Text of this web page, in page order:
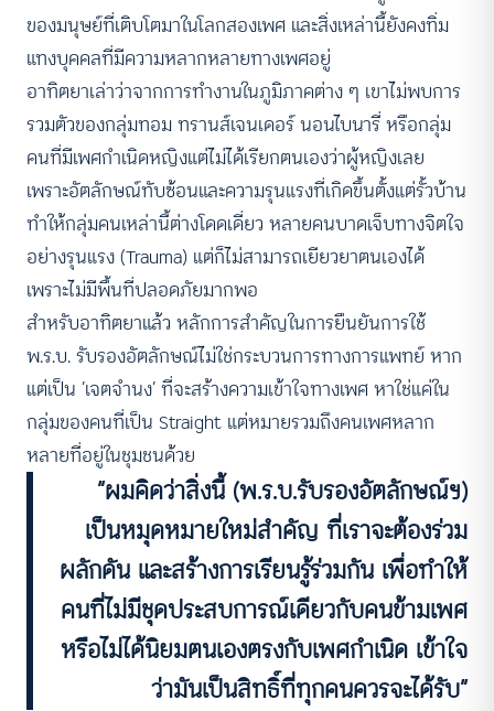
ของมนุษย์ที่เติบโตมาในโลกสองเพศ และสิ่งเหล่านี้ยังคงทิ่ม
แทงบุคคลที่มีความหลากหลายทางเพศอยู่
อาทิตยาเล่าว่าจากการทำงานในภูมิภาคต่าง ๆ เขาไม่พบการ
รวมตัวของกลุ่มทอม ทรานส์เจนเดอร์ นอนไบนารี่ หรือกลุ่ม
คนที่มีเพศกำเนิดหญิงแต่ไม่ได้เรียกตนเองว่าผู้หญิงเลย
เพราะอัตลักษณ์ทับซ้อนและความรุนแรงที่เกิดขึ้นตั้งแต่รั้วบ้าน
ทำให้กลุ่มคนเหล่านี้ต่างโดดเดี่ยว หลายคนบาดเจ็บทางจิตใจ
อย่างรุนแรง (Trauma) แต่ก็ไม่สามารถเยียวยาตนเองได้
เพราะไม่มีพื้นที่ปลอดภัยมากพอ
สำหรับอาทิตยาแล้ว หลักการสำคัญในการยืนยันการใช้
พ.ร.บ. รับรองอัตลักษณ์ไม่ใช่กระบวนการทางการแพทย์ หาก
แต่เป็น ‘เจตจำนง’ ที่จะสร้างความเข้าใจทางเพศ หาใช่แค่ใน
กลุ่มของคนที่เป็น Straight แต่หมายรวมถึงคนเพศหลาก
หลายที่อยู่ในชุมชนด้วย
“ผมคิดว่าสิ่งนี้ (พ.ร.บ.รับรองอัตลักษณ์ฯ)
เป็นหมุดหมายใหม่สำคัญ ที่เราจะต้องร่วม
ผลักดัน และสร้างการเรียนรู้ร่วมกัน เพื่อทำให้
คนที่ไม่มีชุดประสบการณ์เดียวกับคนข้ามเพศ
หรือไม่ได้นิยมตนเองตรงกับเพศกำเนิด เข้าใจ
ว่ามันเป็นสิทธิ์ที่ทุกคนควรจะได้รับ”